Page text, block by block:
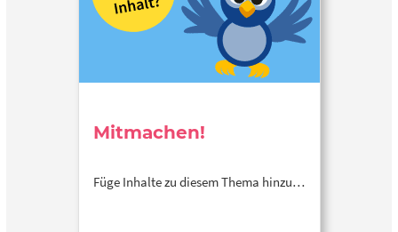
Mitmachen!
Füge Inhalte zu diesem Thema hinzu…